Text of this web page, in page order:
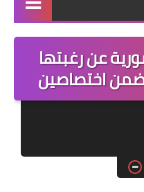
فرص عمل داخل سوريا
فرص عمل في العراق
عمل في اليمن
عن رغبتها
ضمن اختصاصين